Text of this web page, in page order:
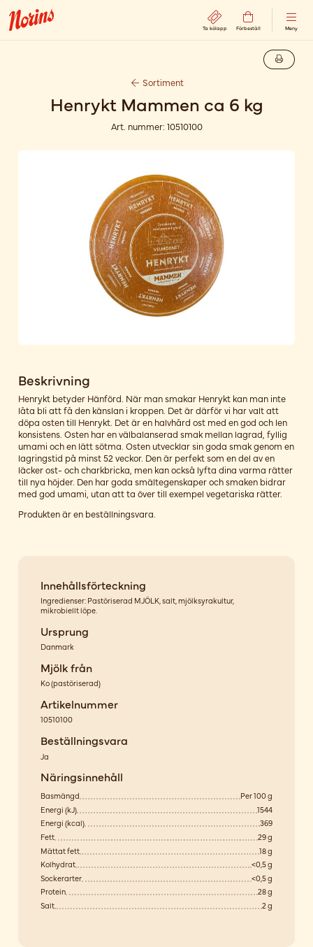
Ta kölapp Förbeställ Meny
Sortiment
Henrykt Mammen ca 6 kg
Art. nummer: 10510100
Beskrivning
Henrykt betyder Hänförd. När man smakar Henrykt kan man inte
låta bli att få den känslan i kroppen. Det är därför vi har valt att
döpa osten till Henrykt. Det är en halvhård ost med en god och len
konsistens. Osten har en välbalanserad smak mellan lagrad, fyllig
umami och en lätt sötma. Osten utvecklar sin goda smak genom en
lagringstid på minst 52 veckor. Den är perfekt som en del av en
läcker ost- och charkbricka, men kan också lyfta dina varma rätter
till nya höjder. Den har goda smältegenskaper och smaken bidrar
med god umami, utan att ta över till exempel vegetariska rätter.
Produkten är en beställningsvara.
Innehållsförteckning
Ingredienser: Pastöriserad MJÖLK, salt, mjölksyrakultur,
mikrobiellt löpe.
Ursprung
Danmark
Mjölk från
Ko(pastöriserad)
Artikelnummer
10510100
Beställningsvara
Ja
Näringsinnehåll
Basmängd
Per 100 g
Energi (kJ)
1544
Energi (kcal)
369
Fett
29 g
Mättat fett
18 g
Kolhydrat
<0,5 g
Sockerarter
<0,5 g
Protein
28 g
Salt
2 g